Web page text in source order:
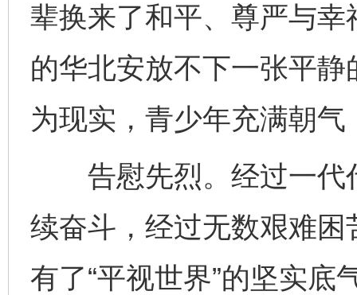
辈换来了和平、尊严与
的华北安放不下一张平静
为现实，青少年充满朝
告慰先烈。经过一代
续奋斗，经过无数艰难
有了“平视世界”的坚实底